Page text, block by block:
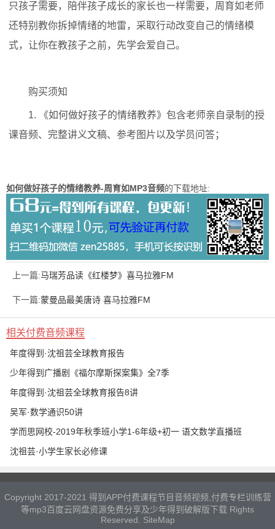
只孩子需要，陪伴孩子成长的家长也一样需要，周育如老师
还特别教你拆掉情绪的地雷，采取行动改变自己的情绪模
式，让你在教孩子之前，先学会爱自己。
购买须知
1. 《如何做好孩子的情绪教养》包含老师亲自录制的授
课音频、完整讲义文稿、参考图片以及学员问答；
如何做好孩子的情绪教养-周育如MP3音频的下载地址:
上一篇:马瑞芳品读《红楼梦》喜马拉雅FM
下一篇:蒙曼品最美唐诗 喜马拉雅FM
相关付费音频课程
年度得到·沈祖芸全球教育报告
少年得到广播剧《福尔摩斯探案集》全7季
年度得到·沈祖芸全球教育报告8讲
吴军·数学通识50讲
学而思网校-2019年秋季班小学1-6年级+初一 语文数学直播班
沈祖芸·小学生家长必修课
Copyright 2017-2021 得到APP付费课程节目音频视频,付费专栏训练营
等mp3百度云网盘资源免费分享及少年得到破解版下载 Rights
Reserved. SiteMap